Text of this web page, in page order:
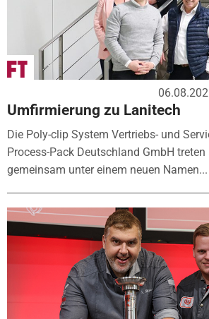
Umfirmierung zu Lanitech
Die Poly-clip System Vertriebs- und
Process-Pack Deutschland GmbH
gemeinsam unter einem neuen Namen...